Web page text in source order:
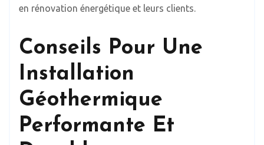
en rénovation énergétique et leurs clients.
Conseils Pour Une
Installation
Géothermique
Performante Et